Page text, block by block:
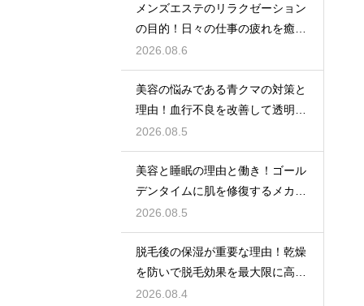
メンズエステのリラクゼーション
の目的！日々の仕事の疲れを癒や
す極上のプライベート空間
2026.08.6
美容の悩みである青クマの対策と
理由！血行不良を改善して透明感
アップ
2026.08.5
美容と睡眠の理由と働き！ゴール
デンタイムに肌を修復するメカニ
ズム
2026.08.5
脱毛後の保湿が重要な理由！乾燥
を防いで脱毛効果を最大限に高め
るポイント
2026.08.4